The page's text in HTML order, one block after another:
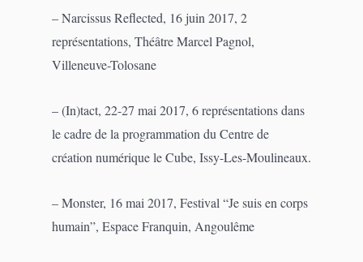
– Narcissus Reflected, 16 juin 2017, 2
représentations, Théâtre Marcel Pagnol,
Villeneuve-Tolosane
– (In)tact, 22-27 mai 2017, 6 représentations dans
le cadre de la programmation du Centre de
création numérique le Cube, Issy-Les-Moulineaux.
– Monster, 16 mai 2017, Festival “Je suis en corps
humain”, Espace Franquin, Angoulême